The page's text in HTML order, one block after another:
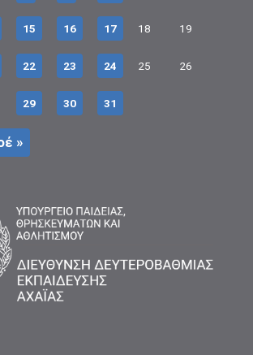
15 16 17 18 19
22 23 24 25 26
29 30 31
»